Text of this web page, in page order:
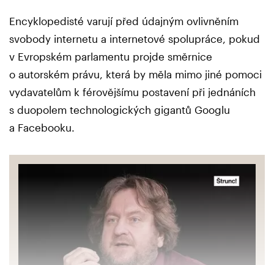
Encyklopedisté varují před údajným ovlivněním
svobody internetu a internetové spolupráce, pokud
v Evropském parlamentu projde směrnice
o autorském právu, která by měla mimo jiné pomoci
vydavatelům k férovějšímu postavení při jednáních
s duopolem technologických gigantů Googlu
a Facebooku.